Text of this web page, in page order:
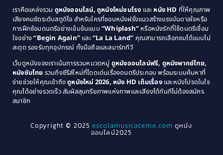
Coming of Age ก้าวพ้นวัย(1)
Coming-of-Age(3)
Community(1)
Crime อาชญากรรม(78)
Cult Film(4)
1979
1978
1976
1975
1974
1971
1970
1969
1968
1964
1963
1940
เราคือแหล่งรวม ดูหนังออนไลน์, ดูหนังใหม่ชนโรง และ หนัง HD ที่ให้คุณภาพ
เสียงคมชัดระดับสตูดิโอ สำหรับใครที่ชอบหนังฝรั่งแนวสร้างแรงบันดาลใจหรือ
การฝึกซ้อมดนตรีอย่างเข้มข้นแบบ “Whiplash” หรือหนังรักที่ใช้ดนตรีเชื่อม
ใจอย่าง“Begin Again” และ“La La Land” คุณสามารถเลือกชมได้แบบไม่
สะดุด รองรับทุกอุปกรณ์ ทั้งมือถือและสมาร์ททีวี
เว็บดูหนังของเราเน้นการรวมหมวดหมู่ ดูหนังออนไลน์ฟรี, ดูหนังพากย์ไทย,
หนังซับไทย รวมถึงซีรีส์ใหม่ที่โดดเด่นเรื่องดนตรีประกอบ พร้อมระบบค้นหาที่
ง่ายช่วยให้คุณเข้าถึงดูหนังใหม่ 2026, หนัง HD เต็มเรื่องและหนังโปรดในใจ
คุณได้อย่างรวดเร็ว สัมผัสสุนทรียภาพแห่งภาพและเสียงได้ทันทีไม่ต้องสมัคร
สมาชิก
Copyright © 2025escolamusicaceme.com ดูหนัง
ออนไลน์2025